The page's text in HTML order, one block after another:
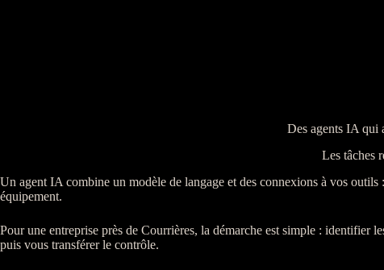
Des agents IA qui
Les tâches
Un agent IA combine un modèle de langage et des connexions à vos
équipement.
Pour une entreprise près de Courrières, la démarche est simple : identifier
puis vous transférer le contrôle.